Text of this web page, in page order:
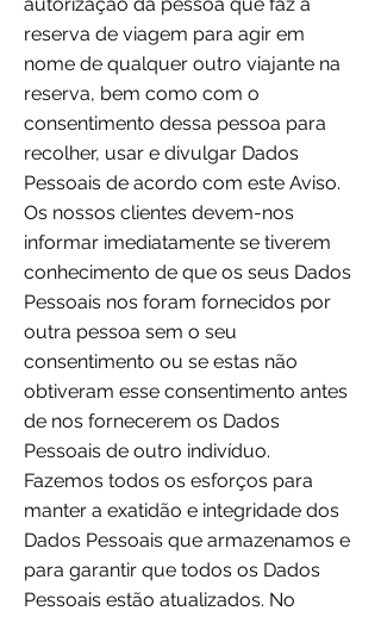
reserva de viagem para agir em
nome de qualquer outro viajante na
reserva, bem como com o
consentimento dessa pessoa para
recolher, usar e divulgar Dados
Pessoais de acordo com este Aviso.
Os nossos clientes devem-nos
informar imediatamente se tiverem
conhecimento de que os seus Dados
Pessoais nos foram fornecidos por
outra pessoa sem o seu
consentimento ou se estas não
obtiveram esse consentimento antes
de nos fornecerem os Dados
Pessoais de outro indivíduo.
Fazemos todos os esforços para
manter a exatidão e integridade dos
Dados Pessoais que armazenamos e
para garantir que todos os Dados
Pessoais estão atualizados. No